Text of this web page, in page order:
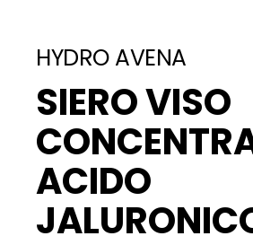
HYDRO AVENA
SIERO VISO
ACIDO